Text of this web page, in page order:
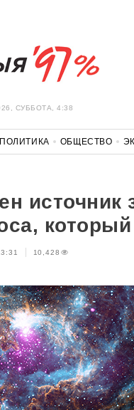
СУББОТА, 4:38
ПОЛИТИКА ОБЩЕСТВО
источник
10,428